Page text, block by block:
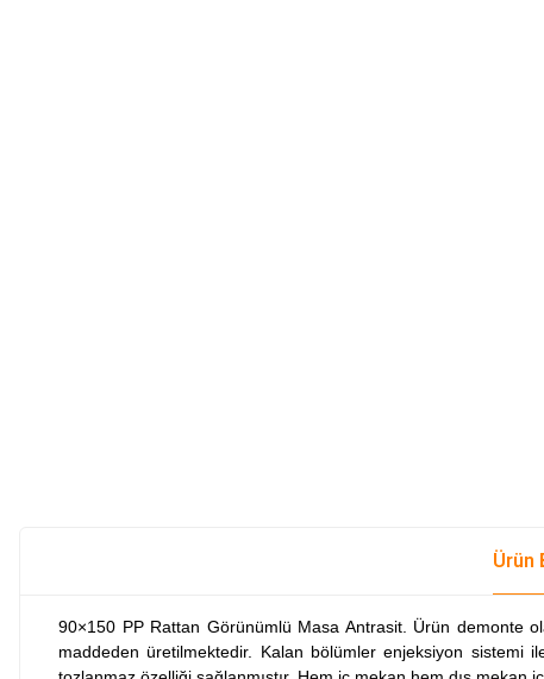
Ürün
90×150 PP Rattan Görünümlü Masa Antrasit. Ürün demonte
maddeden üretilmektedir. Kalan bölümler enjeksiyon sistemi